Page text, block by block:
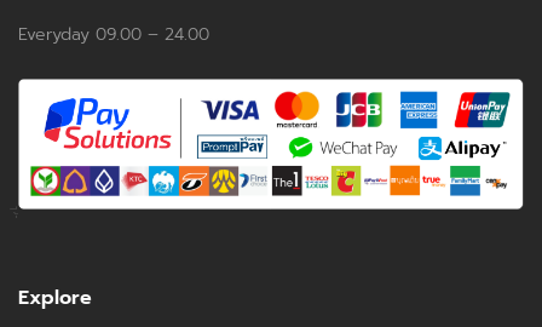
Everyday 09.00 – 24.00
Explore